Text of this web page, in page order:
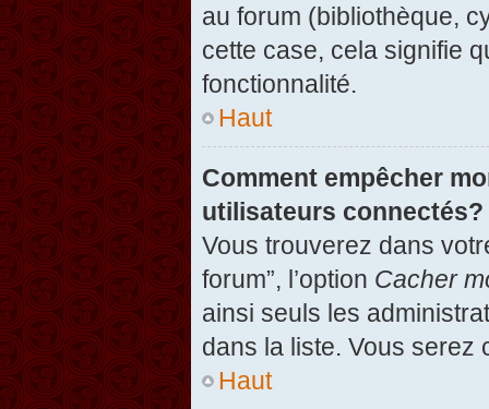
au forum (bibliothèque,
cette case, cela signifie
fonctionnalité.
Haut
Comment empêcher
utilisateurs connectés?
Vous trouverez dans
forum”, l’option Cacher
ainsi seuls les
dans la liste. Vous serez
Haut